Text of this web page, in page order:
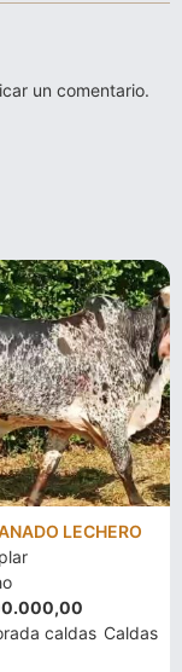
un comentario.
LECHERO
caldas Caldas